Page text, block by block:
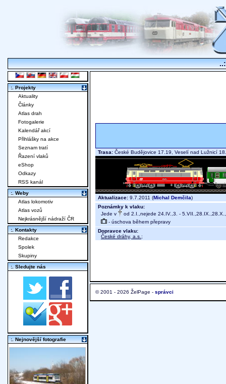
Trasa: České Budějovice 17.19, Veselí nad Lužnicí
Aktualizace: 9.7.2011 (Michal Demčila)
Poznámky k vlaku:
Jede v
od 2.I.,nejede 24.IV.,3. -
- úschova během přepravy
Dopravce vlaku:
České dráhy, a.s. ;
© 2001 - 2026 ŽelPage - správci
:. Projekty
Aktuality
Články
Atlas drah
Fotogalerie
Kalendář akcí
Přihlášky na akce
Seznam tratí
Řazení vlaků
eShop
Odkazy
RSS kanál
:. Weby
Atlas lokomotiv
Atlas vozů
Nejkrásnější nádraží ČR
:. Kontakty
Redakce
Spolek
Skupiny
:. Sledujte nás
:. Nejnovější fotografie